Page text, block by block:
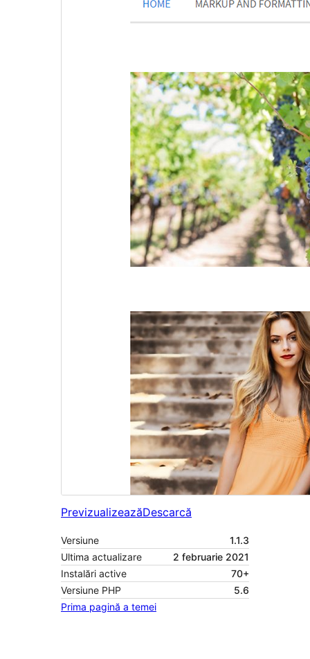
PrevizualizeazăDescarcă
Versiune
1.1.3
Ultima actualizare
2 februarie 2021
Instalări active
70+
Versiune PHP
5.6
Prima pagină a temei